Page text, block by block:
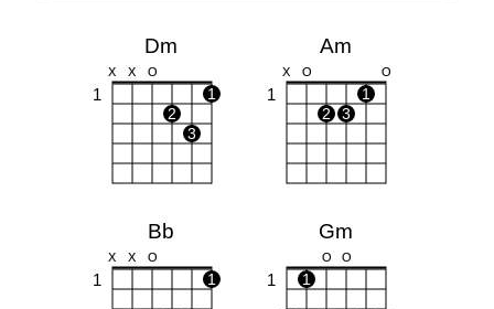
Dm
X X O
1
1
2
3
Am
X O O
1
1
2
3
Bb
X X O
1 1
Gm
O O
1 1